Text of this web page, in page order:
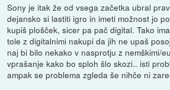
Sony je itak že od vsega začetka ubral
dejansko si lastiti igro in imeti možnost jo
kupiš plošček, sicer pa pač digital. Tako
tole z digitalnimi nakupi da jih ne upaš
naj bi bilo nekako v nasprotju z nemškimi/
vprašanje kako bo sploh šlo skozi.. isti
ampak se problema zgleda še nihče ni